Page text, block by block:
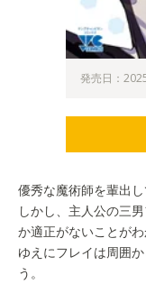
発売日：
優秀な魔術師を輩出し
しかし、主人公の三
か適正がないことがわ
ゆえにフレイは周囲
う。